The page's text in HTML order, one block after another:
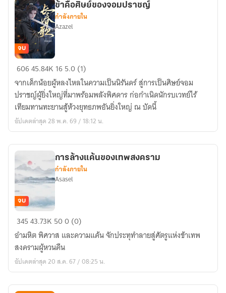
ข้า
ศิษย์
ของ
จอม
ปราชญ์
จบ
ข้าคือศิษย์ของจอมปราชญ์
กำลังภายใน
Azazel
60645.84K 165.0 (1)
จากเด็กน้อยผู้หลงไหลในความเป็นนิรันดร์ สู่การเป็นศิษย์จอม
ปราชญ์ผู้ยิ่งใหญ่ที่มาพร้อมพลังพิศดาร ก่อกำเนิดนักรบเวทย์ไร้
เทียมทานทะยานสู้ห้วงยุทธภพอันยิ่งใหญ่ ณ บัดนี้
อัปเดตล่าสุด 28 พ.ค. 69 / 18:12 น.
การ
ล้าง
แค้น
ของ
เทพ
จบ
การล้างแค้นของเทพสงคราม
กำลังภายใน
Asasel
34543.73K 500 (0)
อำมหิต พิศวาส และความแค้น จักประทุทำลายสู่ศัตรูแห่งข้าเทพ
สงครามผู้หวนคืน
อัปเดตล่าสุด 20 ส.ค. 67 / 08:25 น.